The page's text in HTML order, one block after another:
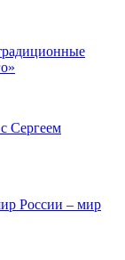
Сергеем
России – мир